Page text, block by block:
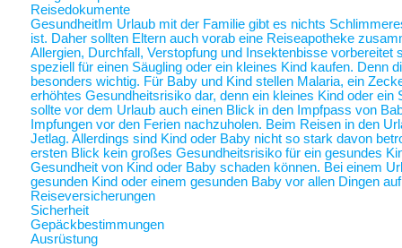
Reisedokumente
Gesundheit Im Urlaub mit der Familie gibt es nichts
ist. Daher sollten Eltern auch vorab eine Reiseapotheke
Allergien, Durchfall, Verstopfung und Insektenbisse
speziell für einen Säugling oder ein kleines Kind kaufen. Denn
besonders wichtig. Für Baby und Kind stellen Malaria, ein
erhöhtes Gesundheitsrisiko dar, denn ein kleines Kind oder
sollte vor dem Urlaub auch einen Blick in den Impfpass von
Impfungen vor den Ferien nachzuholen. Beim Reisen in den
Jetlag. Allerdings sind Kind oder Baby nicht so stark davon
ersten Blick kein großes Gesundheitsrisiko für ein gesundes
Gesundheit von Kind oder Baby schaden können. Bei einem
gesunden Kind oder einem gesunden Baby vor allen Dingen
Reiseversicherungen
Sicherheit
Gepäckbestimmungen
Ausrüstung